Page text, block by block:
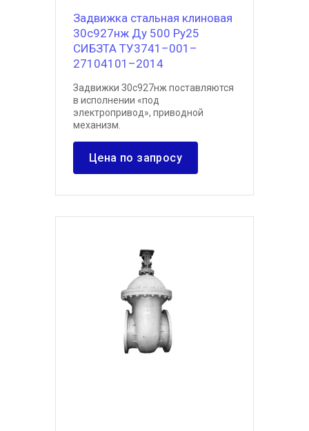
Задвижка стальная клиновая
30с927нж Ду 500 Ру25
СИБЗТА ТУ3741–001–
27104101–2014
Задвижки 30с927нж поставляются
в исполнении «под
электропривод», приводной
механизм.
Цена по запросу